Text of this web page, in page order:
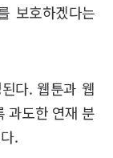
보호하겠다는
다. 웹툰과 웹
과도한 연재 분
.